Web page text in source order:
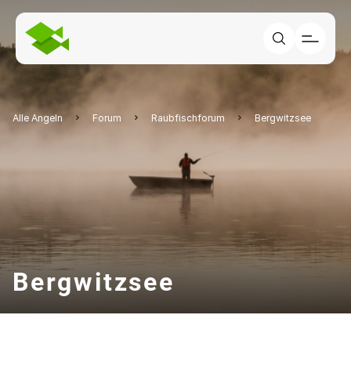
Alle Angeln Forum Raubfischforum Bergwitzsee
Bergwitzsee